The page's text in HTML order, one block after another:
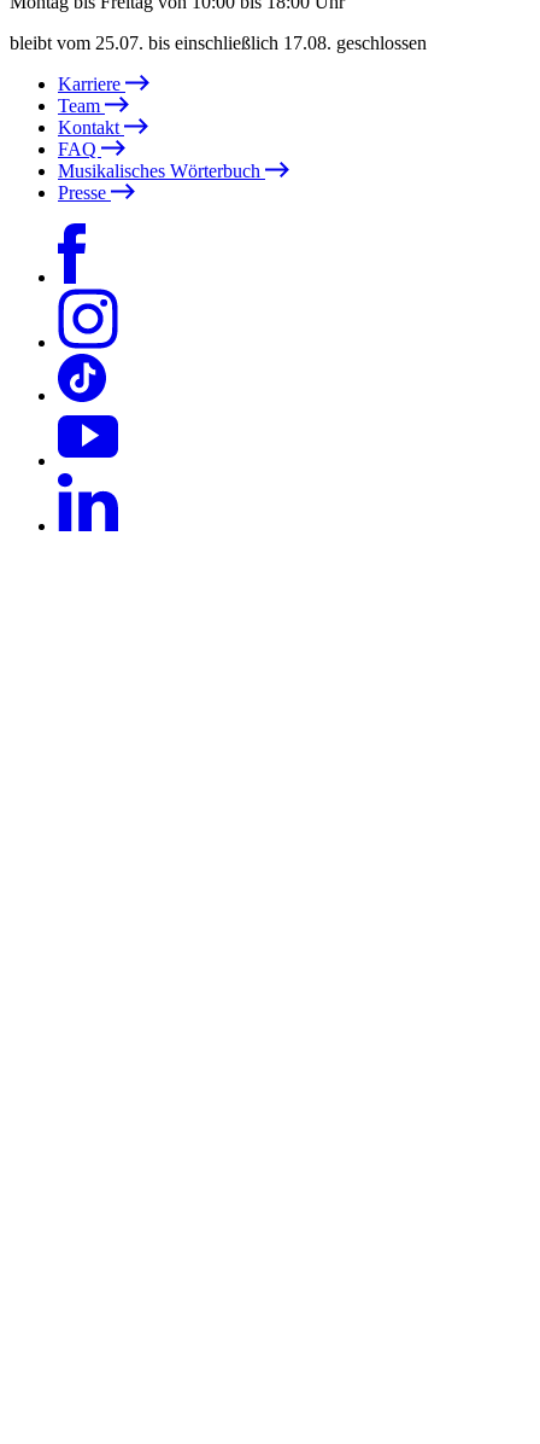
bleibt vom 25.07. bis einschließlich 17.08. geschlossen
Karriere
Team
Kontakt
FAQ
Musikalisches Wörterbuch
Presse